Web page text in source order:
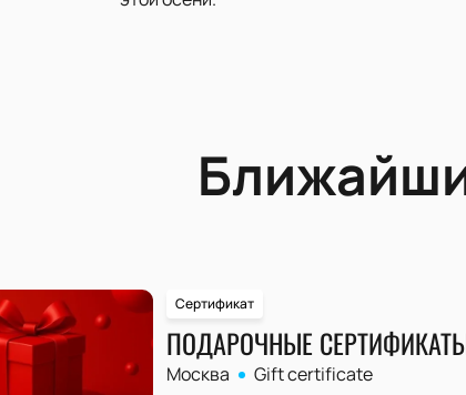
Сертификат
ПОДАРОЧНЫЕ
Москва Gift certificate